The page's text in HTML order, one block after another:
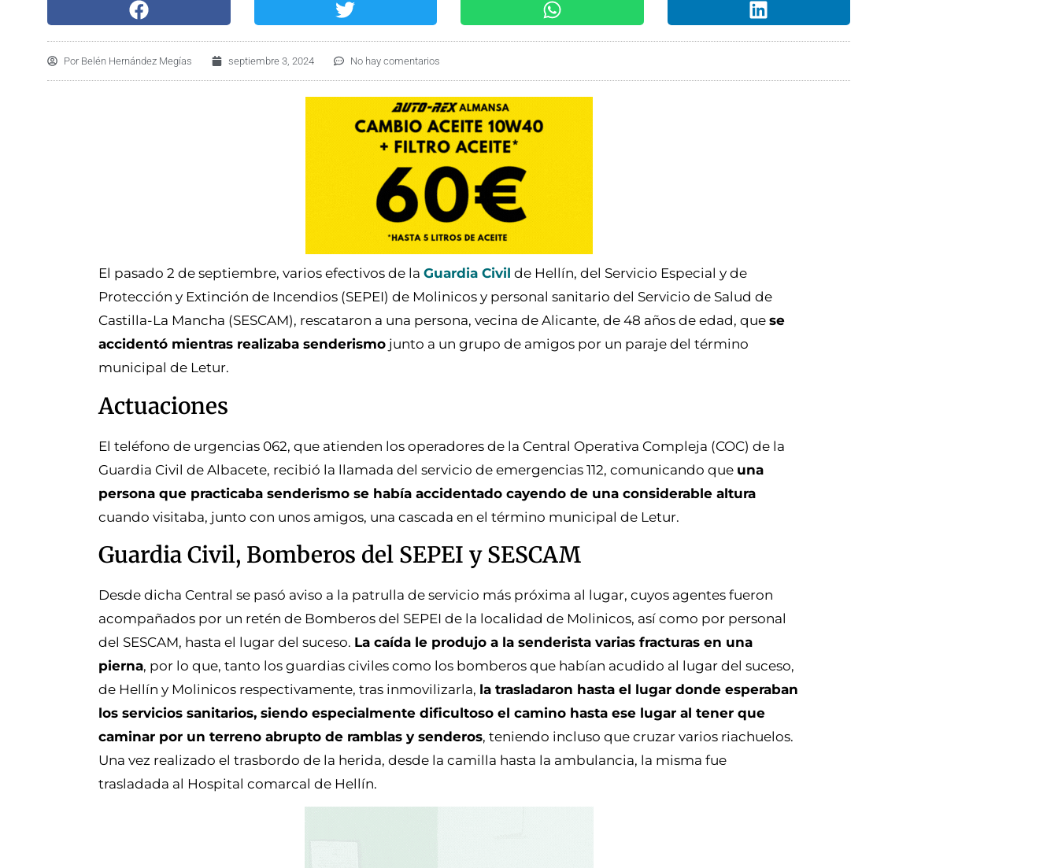
Por Belén Hernández Megías septiembre 3, 2024 No hay comentarios
El pasado 2 de septiembre, varios efectivos de la Guardia Civil de Hellín, del Servicio Especial y de
Protección y Extinción de Incendios (SEPEI) de Molinicos y personal sanitario del Servicio de Salud de
Castilla-La Mancha (SESCAM), rescataron a una persona, vecina de Alicante, de 48 años de edad, que se
accidentó mientras realizaba senderismo junto a un grupo de amigos por un paraje del término
municipal de Letur.
Actuaciones
El teléfono de urgencias 062, que atienden los operadores de la Central Operativa Compleja (COC) de la
Guardia Civil de Albacete, recibió la llamada del servicio de emergencias 112, comunicando que una
persona que practicaba senderismo se había accidentado cayendo de una considerable altura
cuando visitaba, junto con unos amigos, una cascada en el término municipal de Letur.
Guardia Civil, Bomberos del SEPEI y SESCAM
Desde dicha Central se pasó aviso a la patrulla de servicio más próxima al lugar, cuyos agentes fueron
acompañados por un retén de Bomberos del SEPEI de la localidad de Molinicos, así como por personal
del SESCAM, hasta el lugar del suceso. La caída le produjo a la senderista varias fracturas en una
pierna, por lo que, tanto los guardias civiles como los bomberos que habían acudido al lugar del suceso,
de Hellín y Molinicos respectivamente, tras inmovilizarla, la trasladaron hasta el lugar donde esperaban
los servicios sanitarios, siendo especialmente dificultoso el camino hasta ese lugar al tener que
caminar por un terreno abrupto de ramblas y senderos, teniendo incluso que cruzar varios riachuelos.
Una vez realizado el trasbordo de la herida, desde la camilla hasta la ambulancia, la misma fue
trasladada al Hospital comarcal de Hellín.